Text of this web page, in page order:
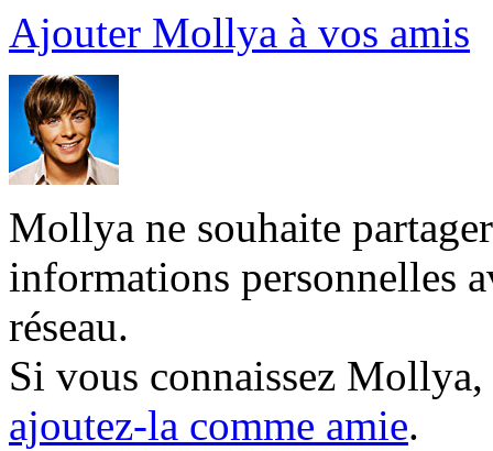
Ajouter Mollya à vos amis
Mollya ne souhaite
informations personnelles
réseau.
Si vous connaissez Mollya,
ajoutez-la comme amie.